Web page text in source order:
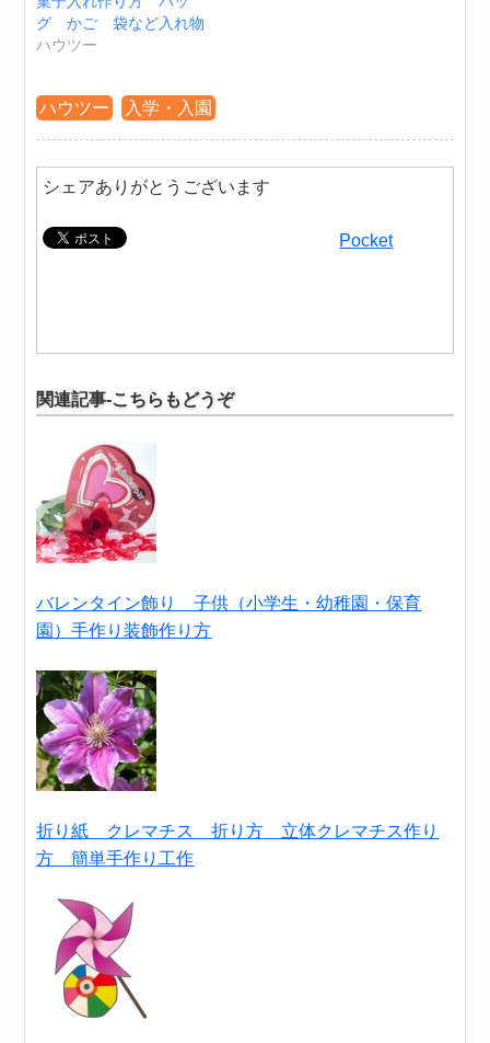
グ かご 袋など入れ物
ハウツー
ハウツー 入学・入園
シェアありがとうございます
Pocket
関連記事-こちらもどうぞ
バレンタイン飾り 子供（小学生・幼稚園・保育
園）手作り装飾作り方
折り紙 クレマチス 折り方 立体クレマチス作り
方 簡単手作り工作